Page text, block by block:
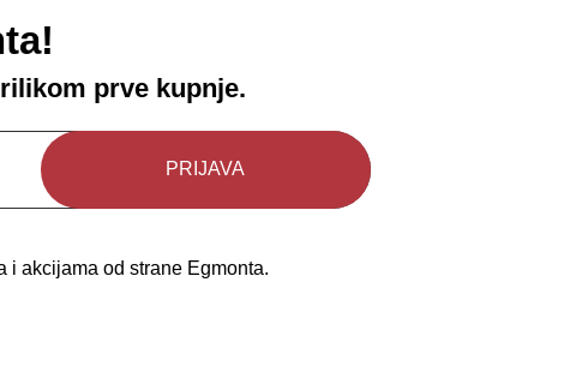
prve kupnje.
akcijama od strane Egmonta.